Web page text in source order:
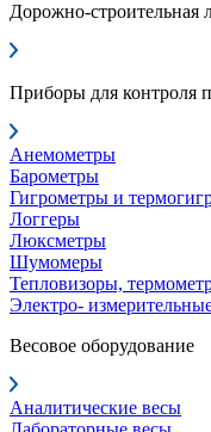
Дорожно-строительная
Приборы для контроля
Анемометры
Барометры
Гигрометры и
Логгеры
Люксметры
Шумомеры
Тепловизоры,
Электро-
Весовое оборудование
Аналитические весы